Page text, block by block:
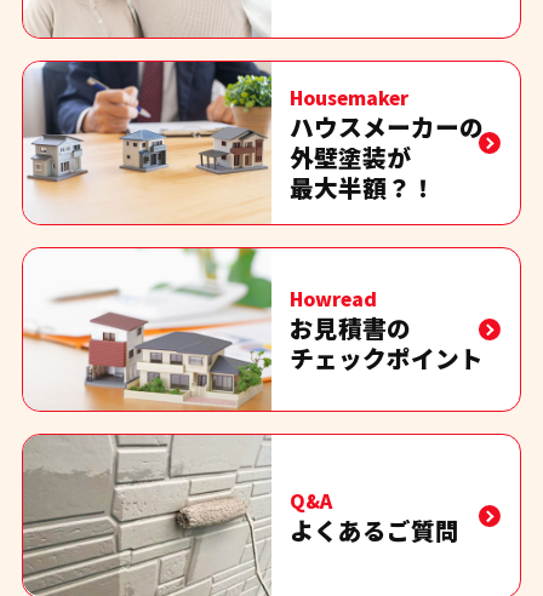
Housemaker
ハウスメーカーの
外壁塗装が
最大半額？！
Howread
お見積書の
チェックポイント
Q&A
よくあるご質問